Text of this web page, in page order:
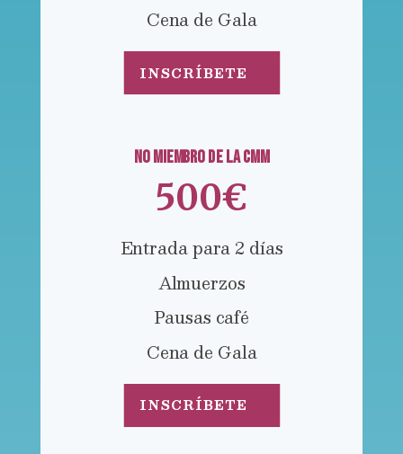
Cena de Gala
INSCRÍBETE
NO MIEMBRO DE LA CMM
500€
Entrada para 2 días
Almuerzos
Pausas café
Cena de Gala
INSCRÍBETE